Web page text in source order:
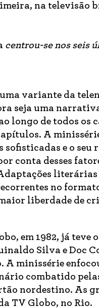
na televisão
centrou-se nos seis
variante da
seja uma
longo de todos os
A
e o seu
conta desses
literárias
no
liberdade de
em 1982, já teve
Silva e Doc
A minissérie
combatido
nordestino. As
TV Globo, no Rio.